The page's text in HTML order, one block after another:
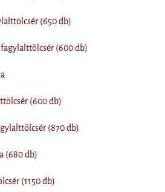
(650 db)
fagylalttölcsér (600 db)
(600 db)
(870 db)
(680 db)
(1150 db)